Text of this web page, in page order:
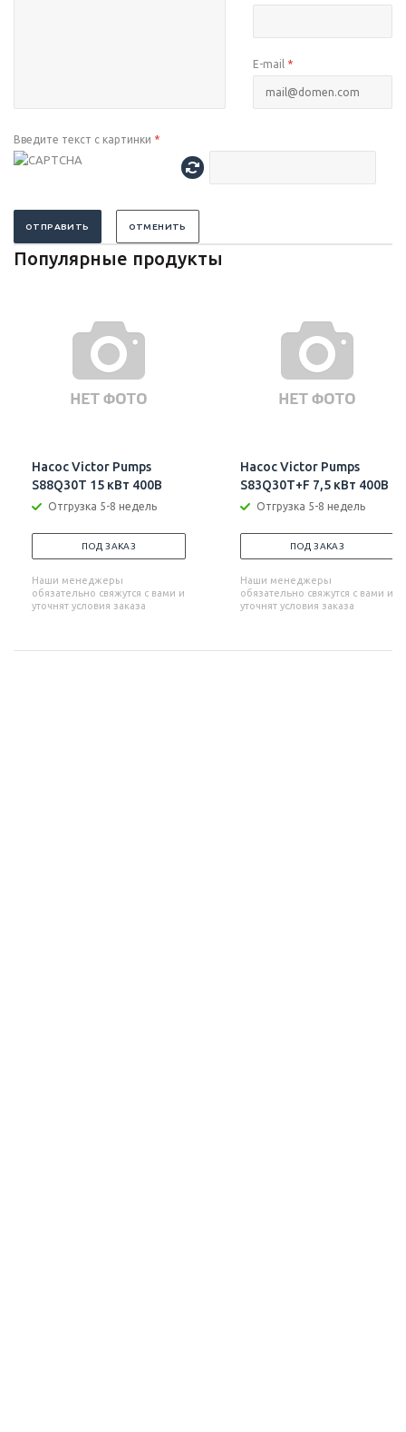
E-mail *
Введите текст с картинки *
ОТПРАВИТЬ ОТМЕНИТЬ
Популярные продукты
Насос Victor Pumps
S88Q30T 15 кВт 400В
Отгрузка 5-8 недель
ПОД ЗАКАЗ
Наши менеджеры
обязательно свяжутся с вами и
уточнят условия заказа
Насос Victor Pumps
S83Q30T+F 7,5 кВт 400В
Отгрузка 5-8 недель
ПОД ЗАКАЗ
Наши менеджеры
обязательно свяжутся с вами и
уточнят условия заказа